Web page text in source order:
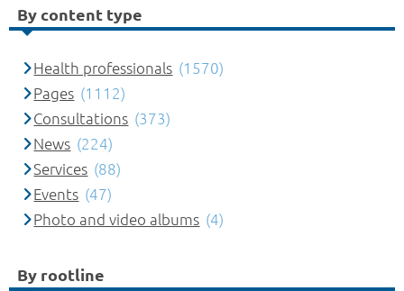
By content type
Health professionals (1570)
Pages (1112)
Consultations (373)
News (224)
Services (88)
Events (47)
Photo and video albums (4)
By rootline